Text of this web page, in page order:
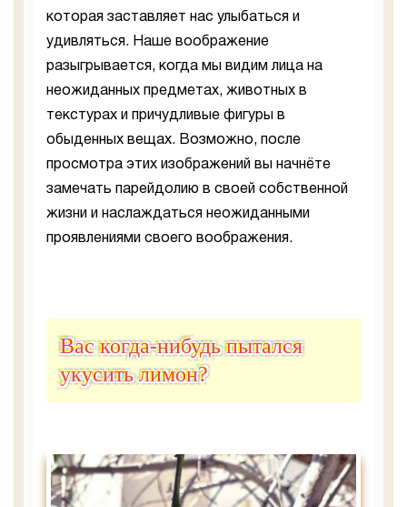
которая заставляет нас улыбаться и
удивляться. Наше воображение
разыгрывается, когда мы видим лица на
неожиданных предметах, животных в
текстурах и причудливые фигуры в
обыденных вещах. Возможно, после
просмотра этих изображений вы начнёте
замечать парейдолию в своей собственной
жизни и наслаждаться неожиданными
проявлениями своего воображения.
Вас когда-нибудь пытался
укусить лимон?